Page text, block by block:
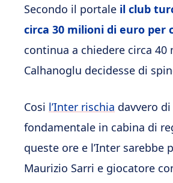
Secondo il portale il club
circa 30 milioni di euro per
continua a chiedere circa
Calhanoglu decidesse di
Cosi l’Inter rischia davvero
fondamentale in cabina di
queste ore e l’Inter sarebbe
Maurizio Sarri e giocatore